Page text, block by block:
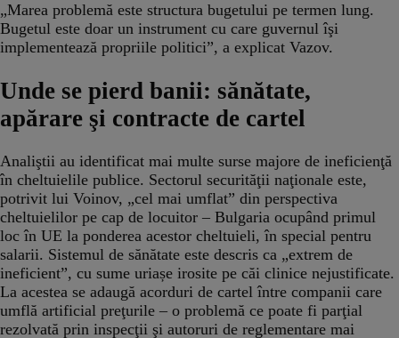
„Marea problemă este structura bugetului pe termen lung.
Bugetul este doar un instrument cu care guvernul îşi
implementează propriile politici”, a explicat Vazov.
Unde se pierd banii: sănătate,
apărare şi contracte de cartel
Analiştii au identificat mai multe surse majore de ineficienţă
în cheltuielile publice. Sectorul securităţii naţionale este,
potrivit lui Voinov, „cel mai umflat” din perspectiva
cheltuielilor pe cap de locuitor – Bulgaria ocupând primul
loc în UE la ponderea acestor cheltuieli, în special pentru
salarii. Sistemul de sănătate este descris ca „extrem de
ineficient”, cu sume uriașe irosite pe căi clinice nejustificate.
La acestea se adaugă acorduri de cartel între companii care
umflă artificial preţurile – o problemă ce poate fi parţial
rezolvată prin inspecţii şi autoruri de reglementare mai